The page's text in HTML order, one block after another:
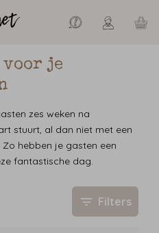
voor je
zes weken na
stuurt, al dan niet met een
hebben je gasten een
fantastische dag.
Filters